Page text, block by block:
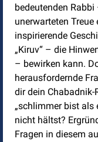
bedeutenden
unerwarteten
inspirierende
„Kiruv“ – die
– bewirken kann.
herausfordernde
dir dein
„schlimmer bist als
nicht hältst?
Fragen in diesem